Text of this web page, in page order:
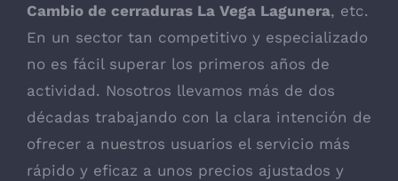
Cambio de cerraduras La Vega Lagunera, etc.
En un sector tan competitivo y especializado
no es fácil superar los primeros años de
actividad. Nosotros llevamos más de dos
décadas trabajando con la clara intención de
ofrecer a nuestros usuarios el servicio más
rápido y eficaz a unos precios ajustados y